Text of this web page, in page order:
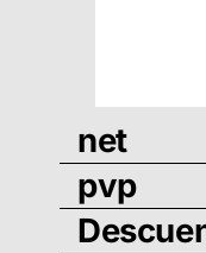
net
pvp